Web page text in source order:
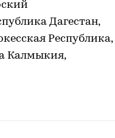
Дагестан,
Республика,
Калмыкия,